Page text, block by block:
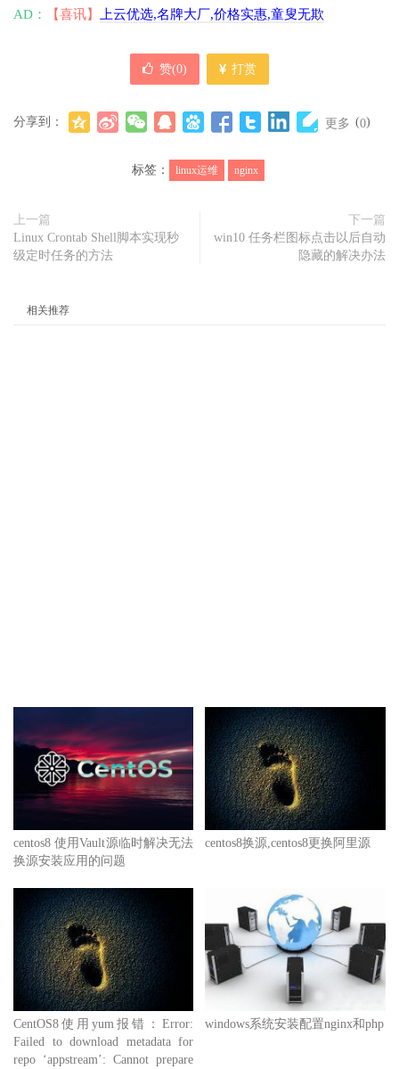
AD： 【喜讯】 上云优选,名牌大厂,价格实惠,童叟无欺
赞(0) 打赏
分享到： 更多 (0)
标签： linux运维 nginx
上一篇
Linux Crontab Shell脚本实现秒
级定时任务的方法
下一篇
win10 任务栏图标点击以后自动
隐藏的解决办法
相关推荐
centos8 使用Vault源临时解决无法
换源安装应用的问题
centos8换源,centos8更换阿里源
CentOS8使用yum报错：Error:
Failed to download metadata for
repo ‘appstream’: Cannot prepare
windows系统安装配置nginx和php